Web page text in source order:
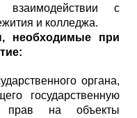
с
и колледжа.
при
органа,
государственную
прав на объекты